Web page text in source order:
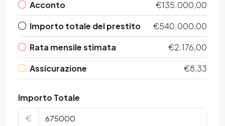
Acconto
€135.000,00
Importo totale del prestito
€540.000,00
Rata mensile stimata
€2.176,00
Assicurazione
€8,33
Importo Totale
€